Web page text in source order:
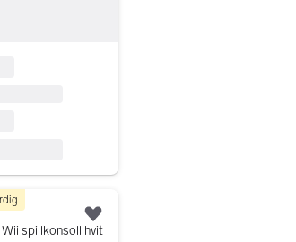
spillkonsoll hvit